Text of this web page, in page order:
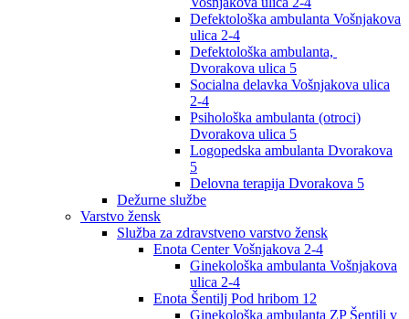
Defektološka ambulanta Vošnjakova
ulica 2-4
Defektološka ambulanta,
Dvorakova ulica 5
Socialna delavka Vošnjakova ulica
2-4
Psihološka ambulanta (otroci)
Dvorakova ulica 5
Logopedska ambulanta Dvorakova
5
Delovna terapija Dvorakova 5
Dežurne službe
Varstvo žensk
Služba za zdravstveno varstvo žensk
Enota Center Vošnjakova 2-4
Ginekološka ambulanta Vošnjakova
ulica 2-4
Enota Šentilj Pod hribom 12
Ginekološka ambulanta ZP Šentilj v